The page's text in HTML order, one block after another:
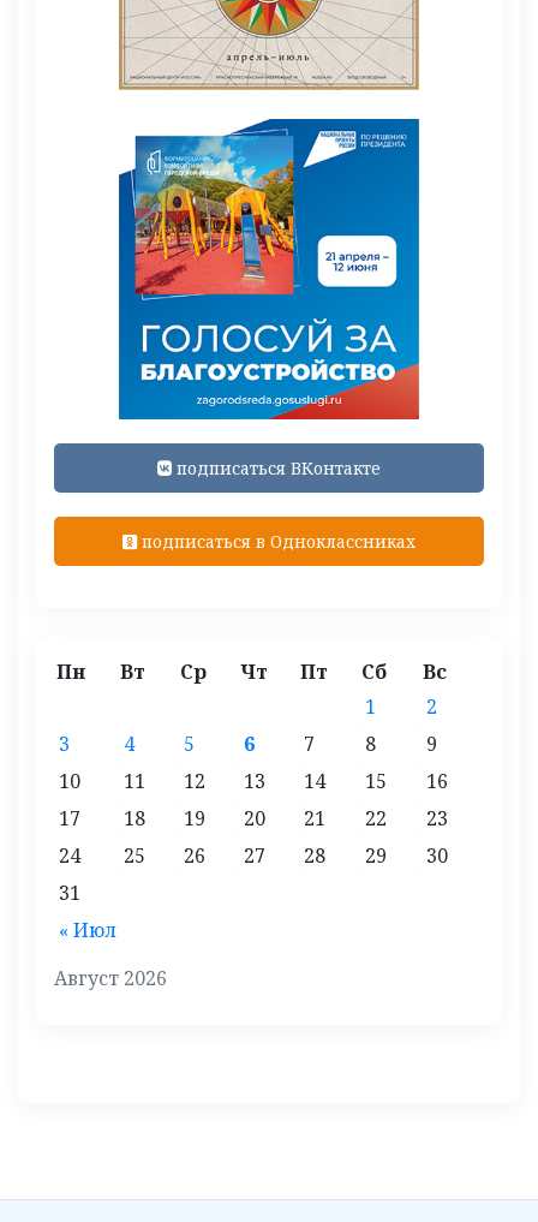
подписаться ВКонтакте
подписаться в Одноклассниках
Август 2026
Пн Вт Ср Чт Пт Сб Вс
« Июл
1
2
3
4 5 6 7 8
9
10
11 12 13 14 15
16
17
18 19 20 21 22
23
24
25 26 27 28 29
30
31